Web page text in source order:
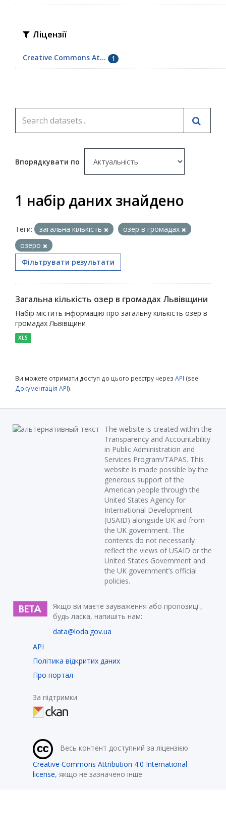
Ліцензії
Creative Commons At... 1
Впорядкувати по
1 набір даних знайдено
Теги: загальна кількість
озер в громадах
озеро
Фільтрувати результати
Загальна кількість озер в громадах Львівщини
Набір містить інформацію про загальну кількість озер в
громадах Львівщини
XLS
Ви можете отримати доступ до цього реєстру через API (see
Документація API).
The website is created within the
Transparency and Accountability
in Public Administration and
Services Program/TAPAS. This
website is made possible by the
generous support of the
American people through the
United States Agency for
International Development
(USAID) alongside UK aid from
the UK government. The
contents do not necessarily
reflect the views of USAID or the
United States Government and
the UK government’s official
policies.
Якщо ви маєте зауваження або пропозиції,
будь ласка, напишіть нам:
data@loda.gov.ua
API
Політика відкритих даних
Про портал
За підтримки
Весь контент доступний за ліцензією
Creative Commons Attribution 4.0 International
license, якщо не зазначено інше